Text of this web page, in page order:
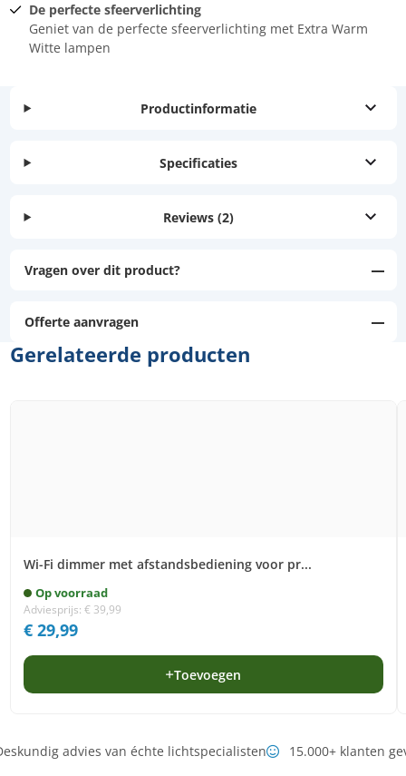
De perfecte sfeerverlichting
Geniet van de perfecte sfeerverlichting met Extra Warm
Witte lampen
Productinformatie
Specificaties
Reviews (2)
Vragen over dit product?
Offerte aanvragen
Gerelateerde producten
Wi-Fi dimmer met afstandsbediening voor pr...
Op voorraad
Adviesprijs: €39,99
€29,99
Toevoegen
advies van échte lichtspecialisten 15.000+ klanten